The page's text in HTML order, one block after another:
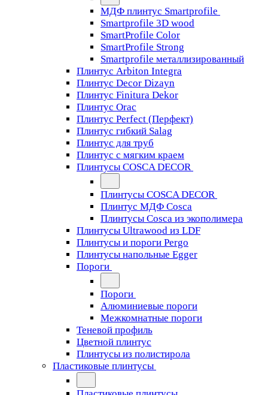
МДФ плинтус Smartprofile
Smartprofile 3D wood
SmartProfile Color
SmartProfile Strong
Smartprofile металлизированный
Плинтус Arbiton Integra
Плинтус Decor Dizayn
Плинтус Finitura Dekor
Плинтус Orac
Плинтус Perfect (Перфект)
Плинтус гибкий Salag
Плинтус для труб
Плинтус с мягким краем
Плинтусы COSCA DECOR
Плинтусы COSCA DECOR
Плинтус МДФ Cosca
Плинтусы Cosca из экополимера
Плинтусы Ultrawood из LDF
Плинтусы и пороги Pergo
Плинтусы напольные Egger
Пороги
Пороги
Алюминиевые пороги
Межкомнатные пороги
Теневой профиль
Цветной плинтус
Плинтусы из полистирола
Пластиковые плинтусы